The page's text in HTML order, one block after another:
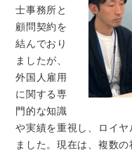
士事務所と
顧問契約を
結んでおり
ましたが、
外国人雇用
に関する専
門的な知識
や実績を重視し、ロイ
ました。現在は、複数